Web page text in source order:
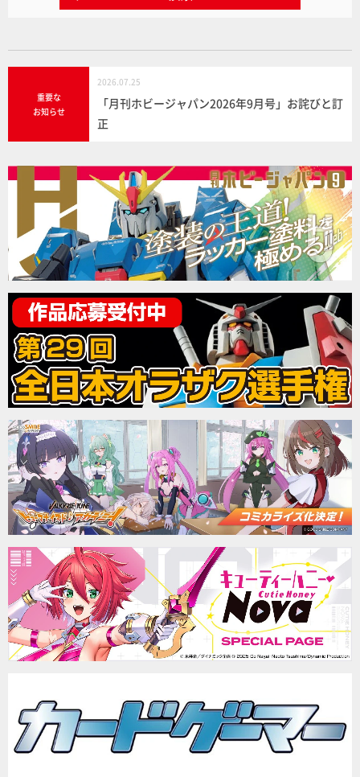
重要な
お知らせ
2026.07.25
「月刊ホビージャパン2026年9月号」お詫びと訂
正